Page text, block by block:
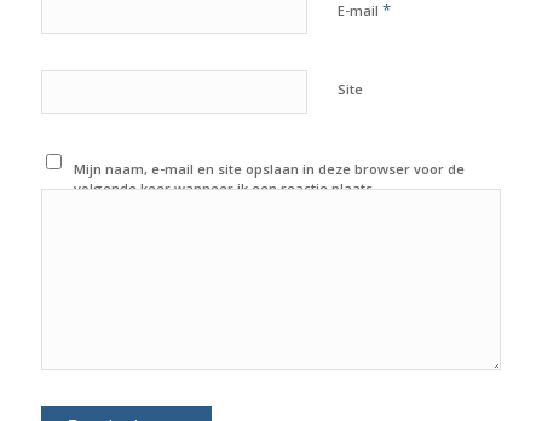
E-mail *
Site
Mijn naam, e-mail en site opslaan in deze browser voor de
volgende keer wanneer ik een reactie plaats.